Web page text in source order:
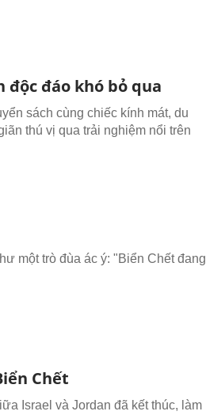
độc đáo khó bỏ qua
sách cùng chiếc kính mát, du
thú vị qua trải nghiệm nổi trên
một trò đùa ác ý: "Biển Chết đang
Chết
Israel và Jordan đã kết thúc, làm